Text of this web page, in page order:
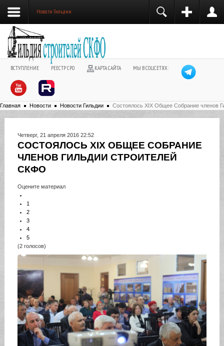
Новости Гильдии
ВСТУПЛЕНИЕ РЕЕСТР СРО КАРТА САЙТА МЫ В СОЦСЕТЯХ:
Главная Новости Новости Гильдии Состоялось XIX Общее Собрание членов
Четверг, 21 апреля 2016 22:52
СОСТОЯЛОСЬ XIX ОБЩЕЕ СОБРАНИЕ
ЧЛЕНОВ ГИЛЬДИИ СТРОИТЕЛЕЙ
СКФО
Оцените материал
1
2
3
4
5
(2 голосов)